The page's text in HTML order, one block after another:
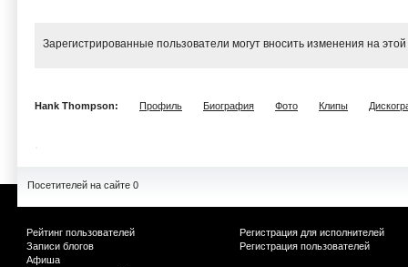
Зарегистрированные пользователи могут вносить изменения на
Hank Thompson: Профиль Биография Фото Клипы
Посетителей на сайте 0
Рейтинг пользователей
Записи блогов
Афиша
Регистрация для исполнителей
Регистрация пользователей